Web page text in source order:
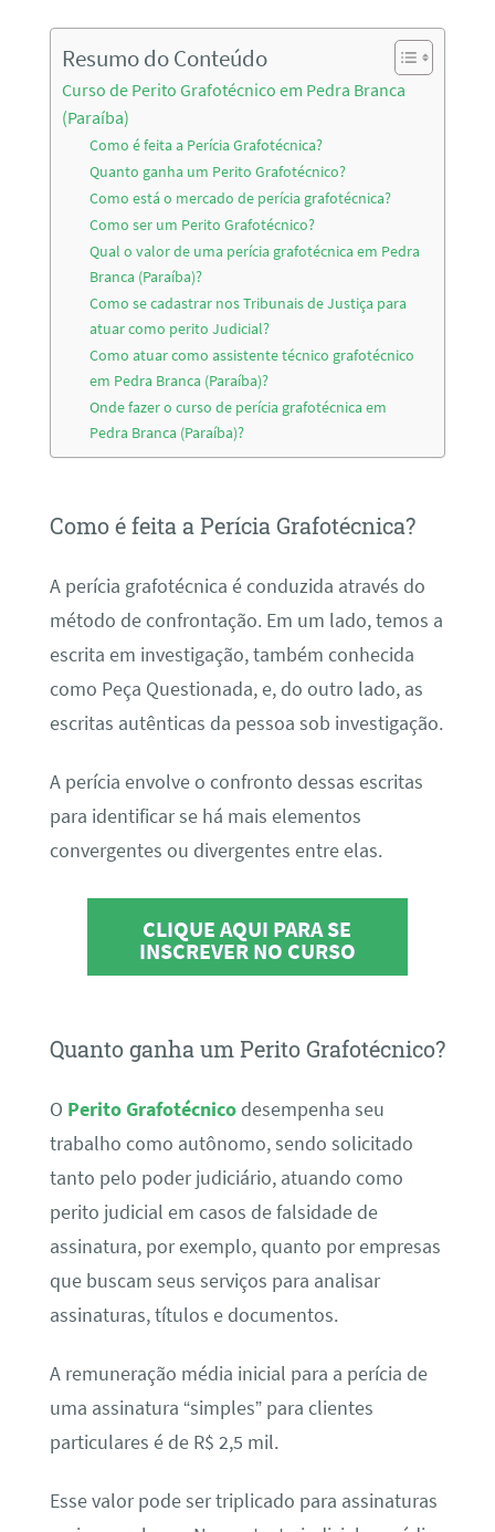
Resumo do Conteúdo
Curso de Perito Grafotécnico em Pedra Branca
(Paraíba)
Como é feita a Perícia Grafotécnica?
Quanto ganha um Perito Grafotécnico?
Como está o mercado de perícia grafotécnica?
Como ser um Perito Grafotécnico?
Qual o valor de uma perícia grafotécnica em Pedra
Branca (Paraíba)?
Como se cadastrar nos Tribunais de Justiça para
atuar como perito Judicial?
Como atuar como assistente técnico grafotécnico
em Pedra Branca (Paraíba)?
Onde fazer o curso de perícia grafotécnica em
Pedra Branca (Paraíba)?
Como é feita a Perícia Grafotécnica?
A perícia grafotécnica é conduzida através do
método de confrontação. Em um lado, temos a
escrita em investigação, também conhecida
como Peça Questionada, e, do outro lado, as
escritas autênticas da pessoa sob investigação.
A perícia envolve o confronto dessas escritas
para identificar se há mais elementos
convergentes ou divergentes entre elas.
CLIQUE AQUI PARA SE
INSCREVER NO CURSO
Quanto ganha um Perito Grafotécnico?
O Perito Grafotécnicodesempenha seu
trabalho como autônomo, sendo solicitado
tanto pelo poder judiciário, atuando como
perito judicial em casos de falsidade de
assinatura, por exemplo, quanto por empresas
que buscam seus serviços para analisar
assinaturas, títulos e documentos.
A remuneração média inicial para a perícia de
uma assinatura “simples” para clientes
particulares é de R$ 2,5 mil.
Esse valor pode ser triplicado para assinaturas